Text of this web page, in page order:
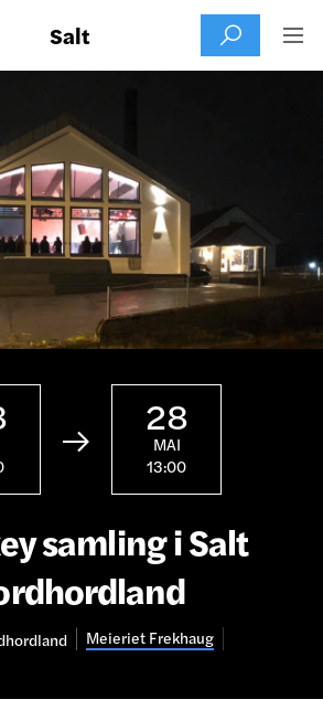
Salt  

28
MAI
13:00
samling i Salt
Meieriet Frekhaug